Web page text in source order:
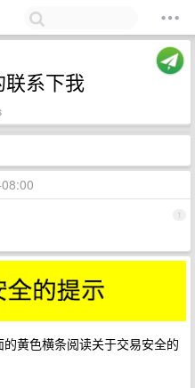
系下我
1
黄色横条阅读关于交易安全的